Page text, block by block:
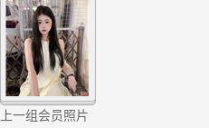
上一组会员照片